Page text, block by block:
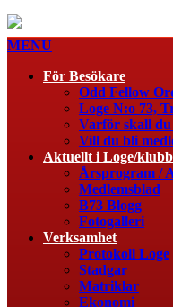
MENU
För Besökare
Odd Fellow
Loge N:o 73,
Varför skall du
Vill du bli
Aktuellt i Loge/klubb
Årsprogram /
Medlemsblad
B73 Blogg
Fotogalleri
Verksamhet
Protokoll Loge
Stadgar
Matriklar
Ekonomi